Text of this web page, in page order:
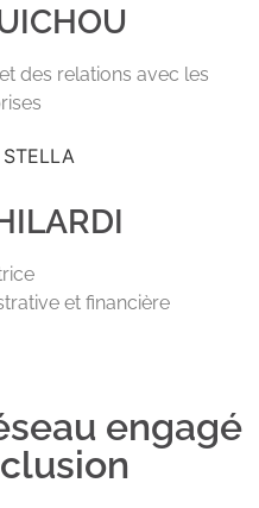
des relations avec les
et financière
engagé